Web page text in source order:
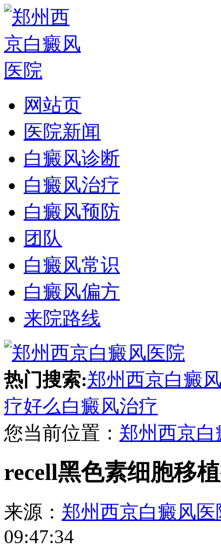
网站页
医院新闻
白癜风诊断
白癜风治疗
白癜风预防
团队
白癜风常识
白癜风偏方
来院路线
热门搜索:郑州西京白癜
疗好么白癜风治疗
您当前位置： 郑州西京
recell黑色素细胞移
来源： 郑州西京白癜风医
09:47:34